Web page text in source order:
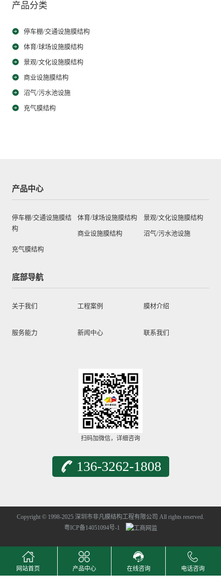
产品分类
停车棚/交通设施膜结构
体育/球场设施膜结构
景观/文化设施膜结构
商业设施膜结构
沼气/污水池设施
充气膜结构
产品中心
停车棚/交通设施膜结
构
体育/球场设施膜结构 景观/文化设施膜结构
商业设施膜结构 沼气/污水池设施
充气膜结构
底部导航
关于我们 工程案例 膜材介绍
服务能力 新闻中心 联系我们
扫码加微信，详细咨询
136-3262-1808
Copyright © 1998-2025 深圳市非凡膜结构工程有限公司 All rights reserved.
粤ICP备14051094号-1
网站首页 产品中心 在线咨询 电话咨询